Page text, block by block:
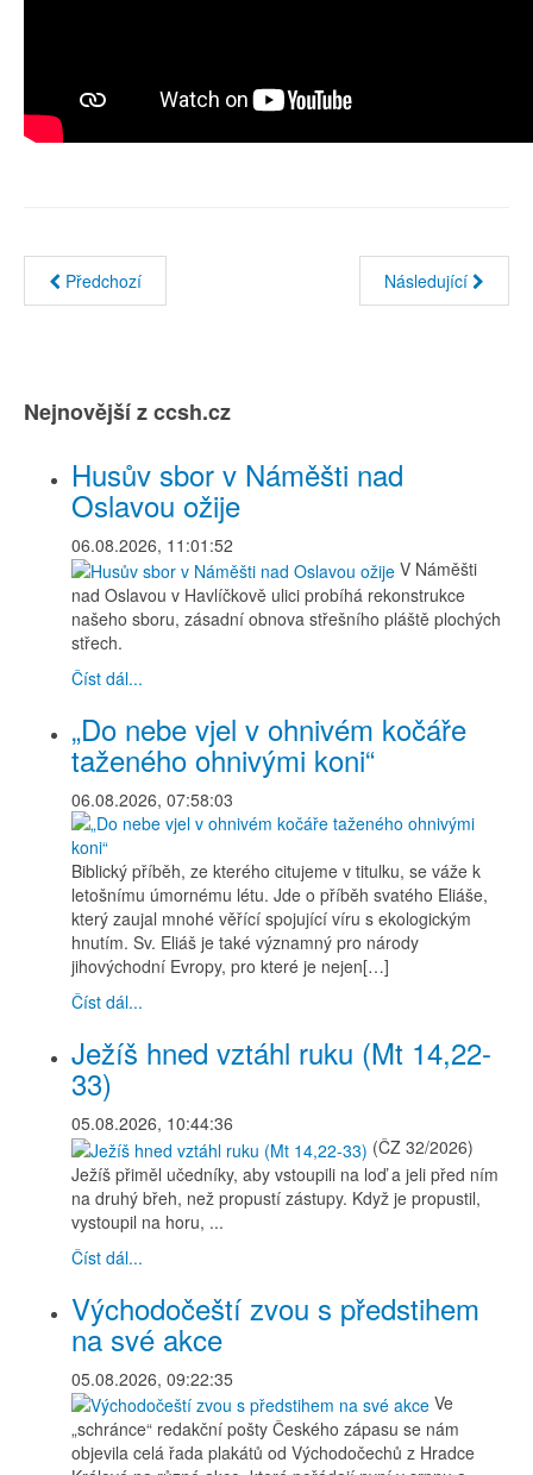
Předchozí Následující
Nejnovější z ccsh.cz
Husův sbor v Náměšti nad
Oslavou ožije
06.08.2026, 11:01:52
V Náměšti
nad Oslavou v Havlíčkově ulici probíhá rekonstrukce
našeho sboru, zásadní obnova střešního pláště plochých
střech.
Číst dál...
„Do nebe vjel v ohnivém kočáře
taženého ohnivými koni“
06.08.2026, 07:58:03
Biblický příběh, ze kterého citujeme v titulku, se váže k
letošnímu úmornému létu. Jde o příběh svatého Eliáše,
který zaujal mnohé věřící spojující víru s ekologickým
hnutím. Sv. Eliáš je také významný pro národy
jihovýchodní Evropy, pro které je nejen[…]
Číst dál...
Ježíš hned vztáhl ruku (Mt 14,22-
33)
05.08.2026, 10:44:36
(ČZ 32/2026)
Ježíš přiměl učedníky, aby vstoupili na loď a jeli před ním
na druhý břeh, než propustí zástupy. Když je propustil,
vystoupil na horu, ...
Číst dál...
Východočeští zvou s předstihem
na své akce
05.08.2026, 09:22:35
Ve
„schránce“ redakční pošty Českého zápasu se nám
objevila celá řada plakátů od Východočechů z Hradce